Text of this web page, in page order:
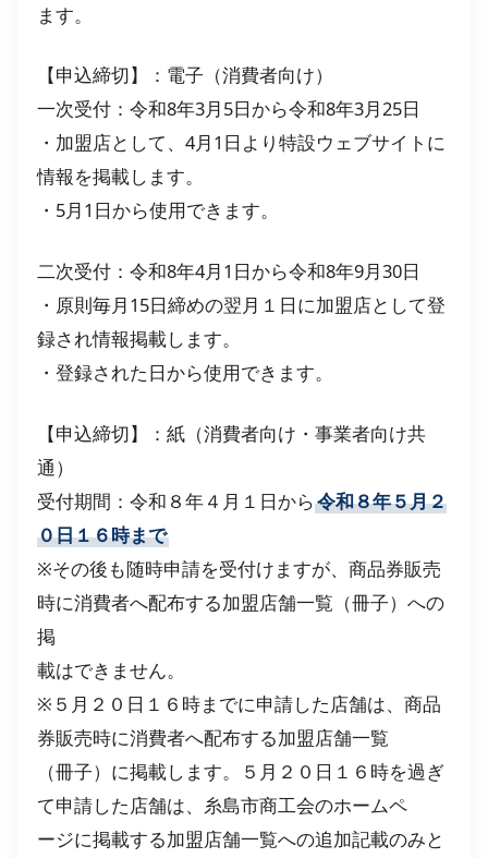
ます。
【申込締切】：電子（消費者向け）
一次受付：令和8年3月5日から令和8年3月25日
・加盟店として、4月1日より特設ウェブサイトに
情報を掲載します。
・5月1日から使用できます。
二次受付：令和8年4月1日から令和8年9月30日
・原則毎月15日締めの翌月１日に加盟店として登
録され情報掲載します。
・登録された日から使用できます。
【申込締切】：紙（消費者向け・事業者向け共
通）
受付期間：令和８年４月１日から令和８年５月２
０日１６時まで
※その後も随時申請を受付けますが、商品券販売
時に消費者へ配布する加盟店舗一覧（冊子）への
掲
載はできません。
※５月２０日１６時までに申請した店舗は、商品
券販売時に消費者へ配布する加盟店舗一覧
（冊子）に掲載します。５月２０日１６時を過ぎ
て申請した店舗は、糸島市商工会のホームペ
ージに掲載する加盟店舗一覧への追加記載のみと